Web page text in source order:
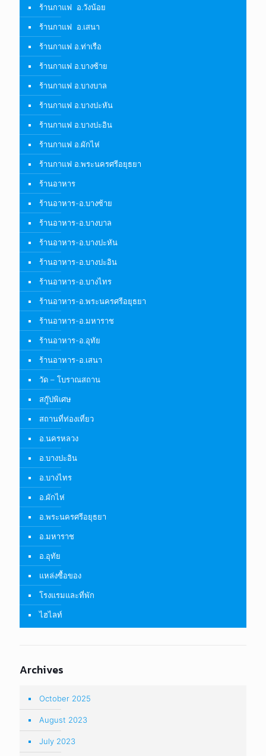
ร้านกาแฟ อ.วังน้อย
ร้านกาแฟ อ.เสนา
ร้านกาแฟ อ.ท่าเรือ
ร้านกาแฟ อ.บางซ้าย
ร้านกาแฟ อ.บางบาล
ร้านกาแฟ อ.บางปะหัน
ร้านกาแฟ อ.บางปะอิน
ร้านกาแฟ อ.ผักไห่
ร้านกาแฟ อ.พระนครศรีอยุธยา
ร้านอาหาร
ร้านอาหาร-อ.บางซ้าย
ร้านอาหาร-อ.บางบาล
ร้านอาหาร-อ.บางปะหัน
ร้านอาหาร-อ.บางปะอิน
ร้านอาหาร-อ.บางไทร
ร้านอาหาร-อ.พระนครศรีอยุธยา
ร้านอาหาร-อ.มหาราช
ร้านอาหาร-อ.อุทัย
ร้านอาหาร-อ.เสนา
วัด – โบราณสถาน
สกู๊ปพิเศษ
สถานที่ท่องเที่ยว
อ.นครหลวง
อ.บางปะอิน
อ.บางไทร
อ.ผักไห่
อ.พระนครศรีอยุธยา
อ.มหาราช
อ.อุทัย
แหล่งซื้อของ
โรงแรมและที่พัก
ไฮไลท์
Archives
October 2025
August 2023
July 2023